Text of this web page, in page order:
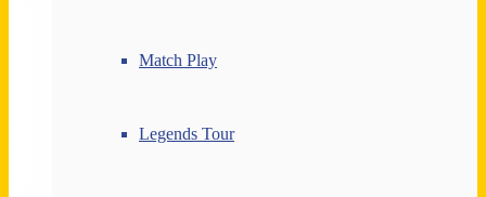
Match Play
Legends Tour